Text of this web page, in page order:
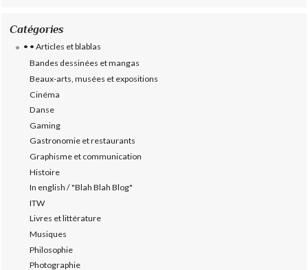
Catégories
• • Articles et blablas
Bandes dessinées et mangas
Beaux-arts, musées et expositions
Cinéma
Danse
Gaming
Gastronomie et restaurants
Graphisme et communication
Histoire
In english / "Blah Blah Blog"
ITW
Livres et littérature
Musiques
Philosophie
Photographie